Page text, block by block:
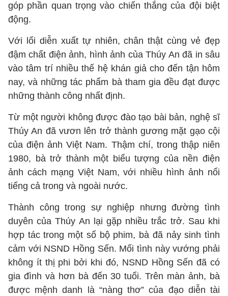
góp phần quan trọng vào chiến thắng của đội biệt
động.
Với lối diễn xuất tự nhiên, chân thật cùng vẻ đẹp
đậm chất điện ảnh, hình ảnh của Thúy An đã in sâu
vào tâm trí nhiều thế hệ khán giả cho đến tận hôm
nay, và những tác phẩm bà tham gia đều đạt được
những thành công nhất định.
Từ một người không được đào tạo bài bản, nghệ sĩ
Thúy An đã vươn lên trở thành gương mặt gạo cội
của điện ảnh Việt Nam. Thậm chí, trong thập niên
1980, bà trở thành một biểu tượng của nền điện
ảnh cách mạng Việt Nam, với nhiều hình ảnh nổi
tiếng cả trong và ngoài nước.
Thành công trong sự nghiệp nhưng đường tình
duyên của Thúy An lại gặp nhiều trắc trở. Sau khi
hợp tác trong một số bộ phim, bà đã nảy sinh tình
cảm với NSND Hồng Sến. Mối tình này vướng phải
không ít thị phi bởi khi đó, NSND Hồng Sến đã có
gia đình và hơn bà đến 30 tuổi. Trên màn ảnh, bà
được mệnh danh là “nàng thơ” của đạo diễn tài